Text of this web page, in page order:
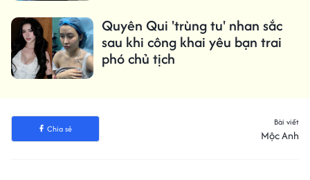
Quyên Qui 'trùng tu' nhan sắc
sau khi công khai yêu bạn trai
phó chủ tịch
Chia sẻ
Bài viết
Mộc Anh